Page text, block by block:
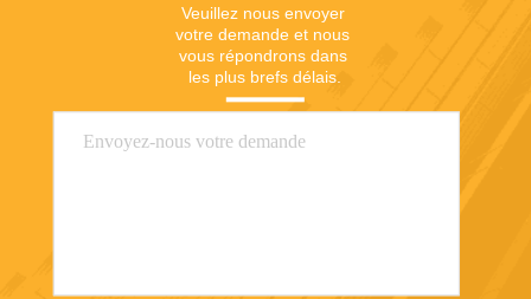
Veuillez nous envoyer
votre demande et nous
vous répondrons dans
les plus brefs délais.